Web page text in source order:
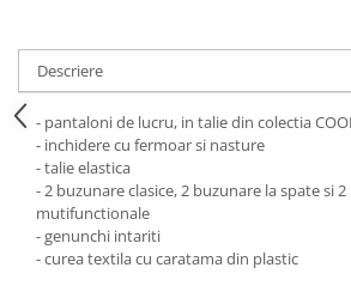
Pantaloni de lucru cu pieptar
Veste de lucru
Pentru femei
Bluze pentru femei
Fleece-uri
Halate
Jachete / Bluze salopeta
Descriere
- pantaloni de lucru, in talie din colectia
- inchidere cu fermoar si nasture
- talie elastica
- 2 buzunare clasice, 2 buzunare la spate si
mutifunctionale
- genunchi intariti
- curea textila cu caratama din plastic